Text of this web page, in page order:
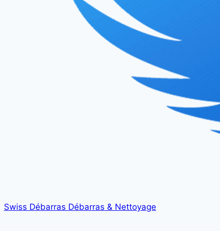
Swiss Débarras Débarras & Nettoyage